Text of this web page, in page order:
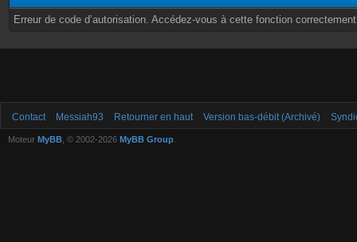
Erreur de code d’autorisation. Accédez-vous à cette fonction
Contact Messiah93 Retourner en haut Version bas-débit (Archivé)
Moteur MyBB , © 2002-2026 MyBB Group